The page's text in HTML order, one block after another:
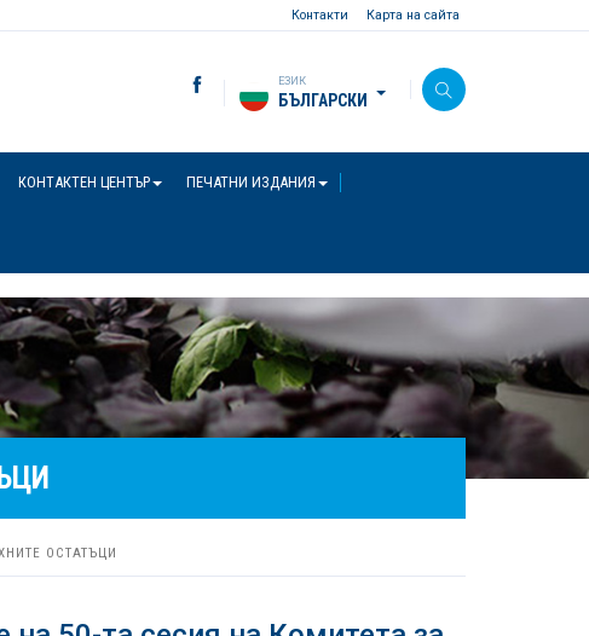
Контакти Карта на сайта
ЕЗИК
БЪЛГАРСКИ
КОНТАКТЕН ЦЕНТЪР ПЕЧАТНИ ИЗДАНИЯ
ОСТАТЪЦИ